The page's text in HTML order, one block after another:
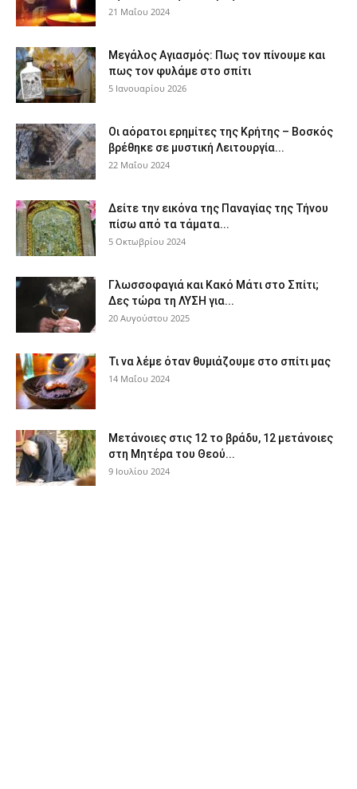
21 Μαΐου 2024
Μεγάλος Αγιασμός: Πως τον πίνουμε και
πως τον φυλάμε στο σπίτι
5 Ιανουαρίου 2026
Οι αόρατοι ερημίτες της Κρήτης – Βοσκός
βρέθηκε σε μυστική Λειτουργία...
22 Μαΐου 2024
Δείτε την εικόνα της Παναγίας της Τήνου
πίσω από τα τάματα...
5 Οκτωβρίου 2024
Γλωσσοφαγιά και Κακό Μάτι στο Σπίτι;
Δες τώρα τη ΛΥΣΗ για...
20 Αυγούστου 2025
Τι να λέμε όταν θυμιάζουμε στο σπίτι μας
14 Μαΐου 2024
Μετάνοιες στις 12 το βράδυ, 12 μετάνοιες
στη Μητέρα του Θεού...
9 Ιουλίου 2024